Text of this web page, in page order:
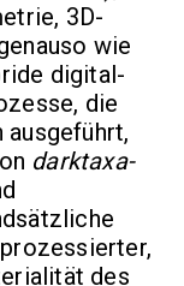
3D-
wie
digital-
die
darktaxa-
des